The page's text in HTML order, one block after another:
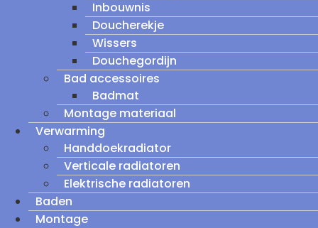
Inbouwnis
Doucherekje
Wissers
Douchegordijn
Bad accessoires
Badmat
Montage materiaal
Verwarming
Handdoekradiator
Verticale radiatoren
Elektrische radiatoren
Baden
Montage